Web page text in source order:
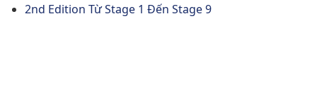
2nd Edition Từ Stage 1 Đến Stage 9